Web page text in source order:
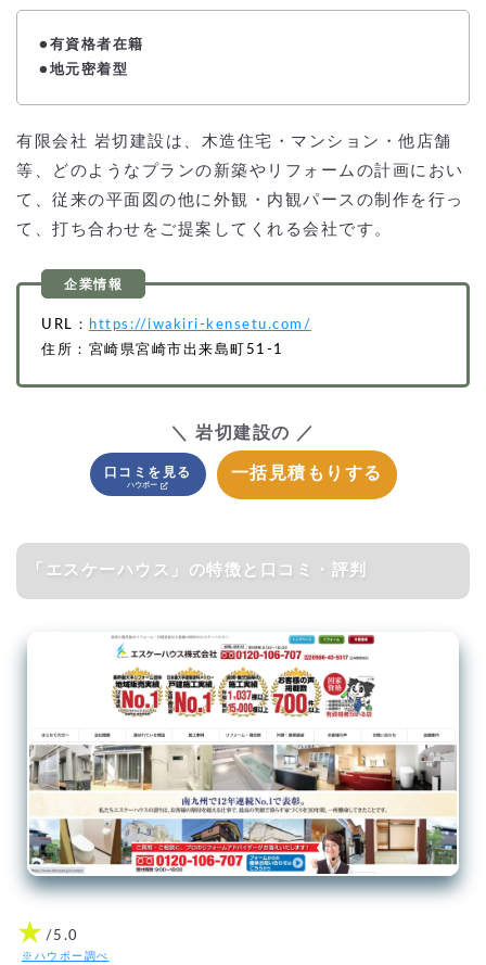
● 有資格者在籍
●地元密着型
有限会社 岩切建設は、木造住宅・マンション・他店舗
等、どのようなプランの新築やリフォームの計画におい
て、従来の平面図の他に外観・内観パースの制作を行っ
て、打ち合わせをご提案してくれる会社です。
URL：
https://iwakiri-kensetu.com/
住所：宮崎県宮崎市出来島町51-1
＼ 岩切建設の ／
口コミを見る 一括見積もりする
「エスケーハウス」の特徴と口コミ・評判
★ /5.0
※ハウボー調べ